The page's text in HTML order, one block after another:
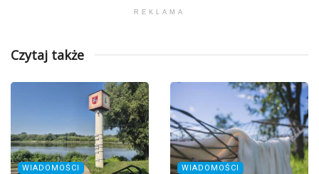
REKLAMA
Czytaj także
WIADOMOŚCI WIADOMOŚCI